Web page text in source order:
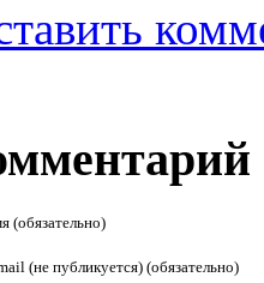
(обязательно)
(не публикуется) (обязательно)